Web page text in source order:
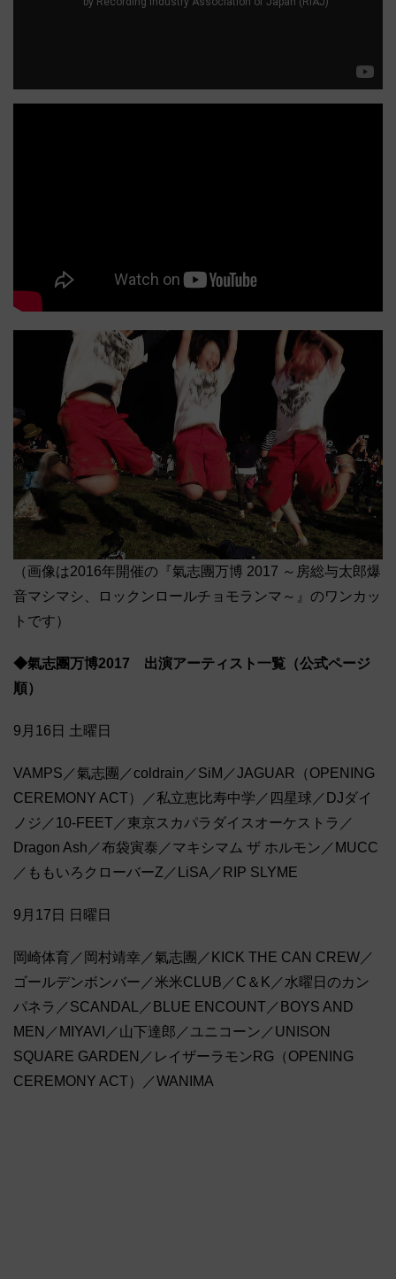
（画像は2016年開催の『氣志團万博 2017 ～房総与太郎爆
音マシマシ、ロックンロールチョモランマ～』のワンカッ
トです）
◆氣志團万博2017 出演アーティスト一覧（公式ページ
順）
9月16日 土曜日
VAMPS／氣志團／coldrain／SiM／JAGUAR（OPENING
CEREMONY ACT）／私立恵比寿中学／四星球／DJダイ
ノジ／10-FEET／東京スカパラダイスオーケストラ／
Dragon Ash／布袋寅泰／マキシマム ザ ホルモン／MUCC
／ももいろクローバーZ／LiSA／RIP SLYME
9月17日 日曜日
岡崎体育／岡村靖幸／氣志團／KICK THE CAN CREW／
ゴールデンボンバー／米米CLUB／C＆K／水曜日のカン
パネラ／SCANDAL／BLUE ENCOUNT／BOYS AND
MEN／MIYAVI／山下達郎／ユニコーン／UNISON
SQUARE GARDEN／レイザーラモンRG（OPENING
CEREMONY ACT）／WANIMA